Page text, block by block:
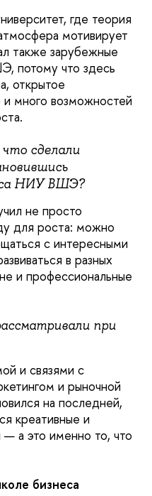
где теория
мотивирует
также зарубежные
потому что здесь
открытое
много возможностей
сделали
НИУ ВШЭ?
не просто
для роста: можно
с интересными
в разных
и профессиональные
при
и связями с
и рыночной
на последней,
креативные и
— а это именно то, что
бизнеса